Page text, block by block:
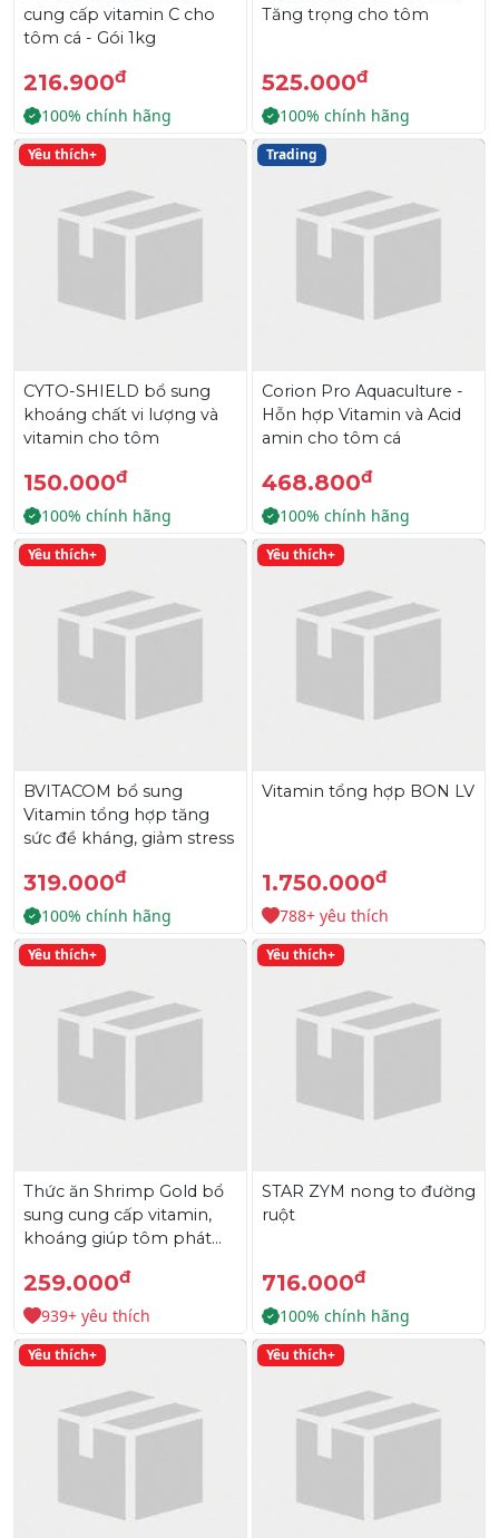
cung cấp vitamin C cho
tôm cá - Gói 1kg
216.900đ
100% chính hãng
Tăng trọng cho tôm
525.000đ
100% chính hãng
Yêu thích+
CYTO-SHIELD bổ sung
khoáng chất vi lượng và
vitamin cho tôm
150.000đ
100% chính hãng
Trading
Corion Pro Aquaculture -
Hỗn hợp Vitamin và Acid
amin cho tôm cá
468.800đ
100% chính hãng
Yêu thích+
BVITACOM bổ sung
Vitamin tổng hợp tăng
sức đề kháng, giảm stress
319.000đ
100% chính hãng
Yêu thích+
Vitamin tổng hợp BON LV
1.750.000đ
788+ yêu thích
Yêu thích+
Thức ăn Shrimp Gold bổ
sung cung cấp vitamin,
khoáng giúp tôm phát
259.000đ
939+ yêu thích
Yêu thích+
STAR ZYM nong to đường
ruột
716.000đ
100% chính hãng
Yêu thích+ Yêu thích+